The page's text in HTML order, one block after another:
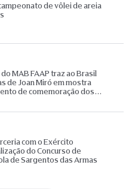
de vôlei de areia
MAB FAAP traz ao Brasil
de Joan Miró em mostra
de comemoração dos
com o Exército
do Concurso de
de Sargentos das Armas